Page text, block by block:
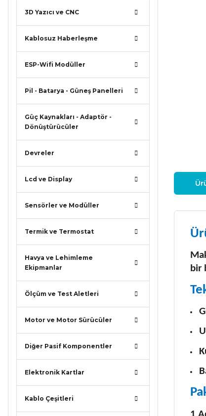
3D Yazıcı ve CNC
Kablosuz Haberleşme
ESP-Wifi Modüller
Pil - Batarya - Güneş Panelleri
Güç Kaynakları - Adaptör -
Dönüştürücüler
Devreler
Lcd ve Display
Sensörler ve Modüller
Termik ve Termostat
Havya ve Lehimleme
Ekipmanlar
Ölçüm ve Test Aletleri
Motor ve Motor Sürücüler
Diğer Pasif Komponentler
Elektronik Kartlar
Kablo Çeşitleri
bir